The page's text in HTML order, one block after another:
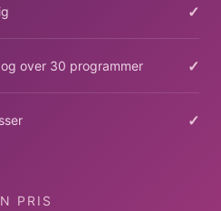
✓
over 30 programmer ✓
✓
PRIS